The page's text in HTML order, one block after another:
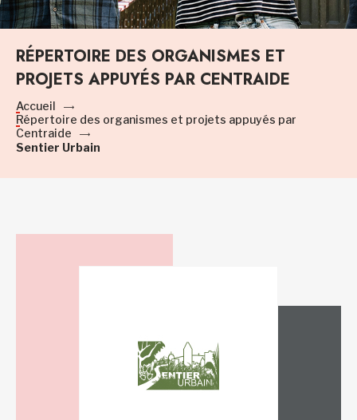
RÉPERTOIRE DES ORGANISMES ET
PROJETS APPUYÉS PAR CENTRAIDE
Accueil
Répertoire des organismes et projets appuyés par
Centraide
Sentier Urbain